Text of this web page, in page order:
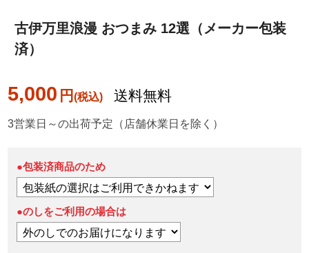
古伊万里浪漫 おつまみ 12選（メーカー包装
済）
5,000 円 送料無料
3営業日～の出荷予定（店舗休業日を除く）
●包装済商品のため
●のしをご利用の場合は